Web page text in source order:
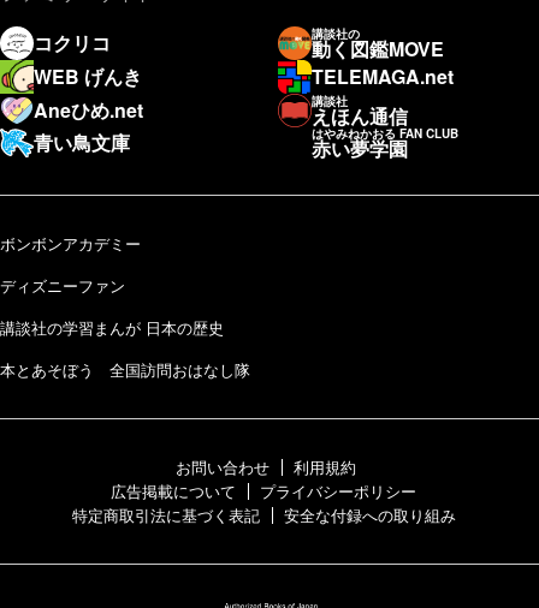
コクリコ
講談社の
動く図鑑MOVE
WEB げんき
TELEMAGA.net
Aneひめ.net
講談社
えほん通信
青い鳥文庫
はやみねかおる FAN CLUB
赤い夢学園
ボンボンアカデミー
ディズニーファン
講談社の学習まんが 日本の歴史
本とあそぼう 全国訪問おはなし隊
お問い合わせ
利用規約
広告掲載について
プライバシーポリシー
特定商取引法に基づく表記
安全な付録への取り組み